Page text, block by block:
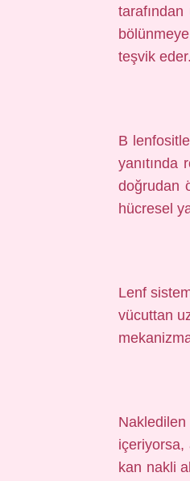
teşvik eder.
B
yanıtında
doğrudan
hücresel
Lenf
vücuttan
Nakledilen
içeriyorsa,
kan nakli